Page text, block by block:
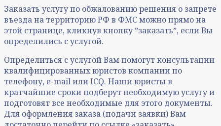
Заказать услугу по обжалованию решения о запрете
въезда на территорию РФ в ФМС можно прямо на
этой странице, кликнув кнопку ˮзаказатьˮ, если Вы
определились с услугой.
Определиться с услугой Вам помогут консультации
квалифицированных юристов компании по
телефону, e-mail или ICQ. Наши юристы в
кратчайшие сроки подберут необходимую услугу и
подготовят все необходимые для этого документы.
Для оформления заказа (подачи заявки) Вам